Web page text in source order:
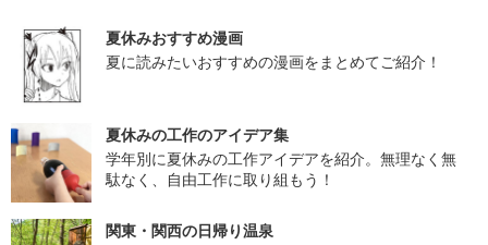
夏休みおすすめ漫画
夏に読みたいおすすめの漫画をまとめてご紹介！
夏休みの工作のアイデア集
学年別に夏休みの工作アイデアを紹介。無理なく無
駄なく、自由工作に取り組もう！
関東・関西の日帰り温泉